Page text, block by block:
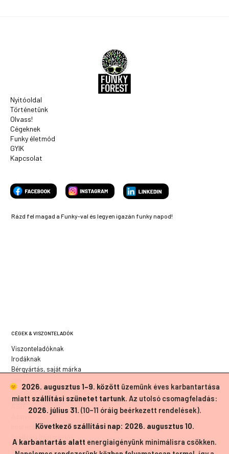
Nyitóoldal
Történetünk
Olvass!
Cégeknek
Funky életmód
GYIK
Kapcsolat
Rázd fel magad a Funky-val és legyen igazán funky napod!
CÉGEK & VISZONTELADÓK
Viszonteladóknak
Irodáknak
Bérgyártás, saját márka
Süti szabályzat
Impresszum
Elállás a szerződéstől
2026. augusztus 1–9. között üzemünk éves karbantartása
miatt szállítási szünetet tartunk. Az utolsó csomagfeladás:
2026. július 31. (10–11 óráig beérkezett rendelések).
Következő szállítási nap: 2026. augusztus 10.
A karbantartás alatt energiaigényünk minimálisra csökken.